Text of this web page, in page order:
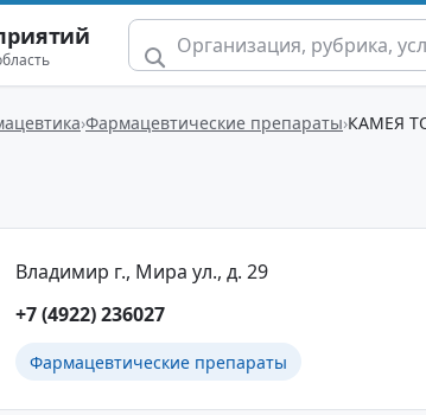
Фармацевтические препараты КАМЕЯ
Владимир г., Мира ул., д. 29
+7 (4922) 236027
Фармацевтические препараты